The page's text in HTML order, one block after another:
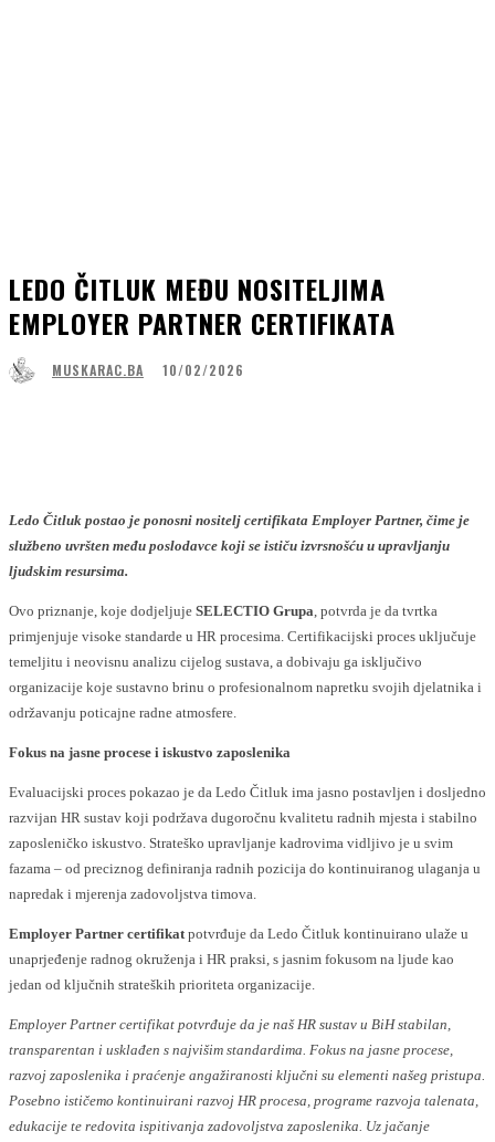
LEDO ČITLUK MEĐU NOSITELJIMA
EMPLOYER PARTNER CERTIFIKATA
MUSKARAC.BA 10/02/2026
Ledo Čitluk postao je ponosni nositelj certifikata Employer Partner, čime je
službeno uvršten među poslodavce koji se ističu izvrsnošću u upravljanju
ljudskim resursima.
Ovo priznanje, koje dodjeljuje SELECTIO Grupa, potvrda je da tvrtka
primjenjuje visoke standarde u HR procesima. Certifikacijski proces uključuje
temeljitu i neovisnu analizu cijelog sustava, a dobivaju ga isključivo
organizacije koje sustavno brinu o profesionalnom napretku svojih djelatnika i
održavanju poticajne radne atmosfere.
Fokus na jasne procese i iskustvo zaposlenika
Evaluacijski proces pokazao je da Ledo Čitluk ima jasno postavljen i dosljedno
razvijan HR sustav koji podržava dugoročnu kvalitetu radnih mjesta i stabilno
zaposleničko iskustvo. Strateško upravljanje kadrovima vidljivo je u svim
fazama – od preciznog definiranja radnih pozicija do kontinuiranog ulaganja u
napredak i mjerenja zadovoljstva timova.
Employer Partner certifikatpotvrđuje da Ledo Čitluk kontinuirano ulaže u
unaprjeđenje radnog okruženja i HR praksi, s jasnim fokusom na ljude kao
jedan od ključnih strateških prioriteta organizacije.
Employer Partner certifikat potvrđuje da je naš HR sustav u BiH stabilan,
transparentan i usklađen s najvišim standardima. Fokus na jasne procese,
razvoj zaposlenika i praćenje angažiranosti ključni su elementi našeg pristupa.
Posebno ističemo kontinuirani razvoj HR procesa, programe razvoja talenata,
edukacije te redovita ispitivanja zadovoljstva zaposlenika. Uz jačanje